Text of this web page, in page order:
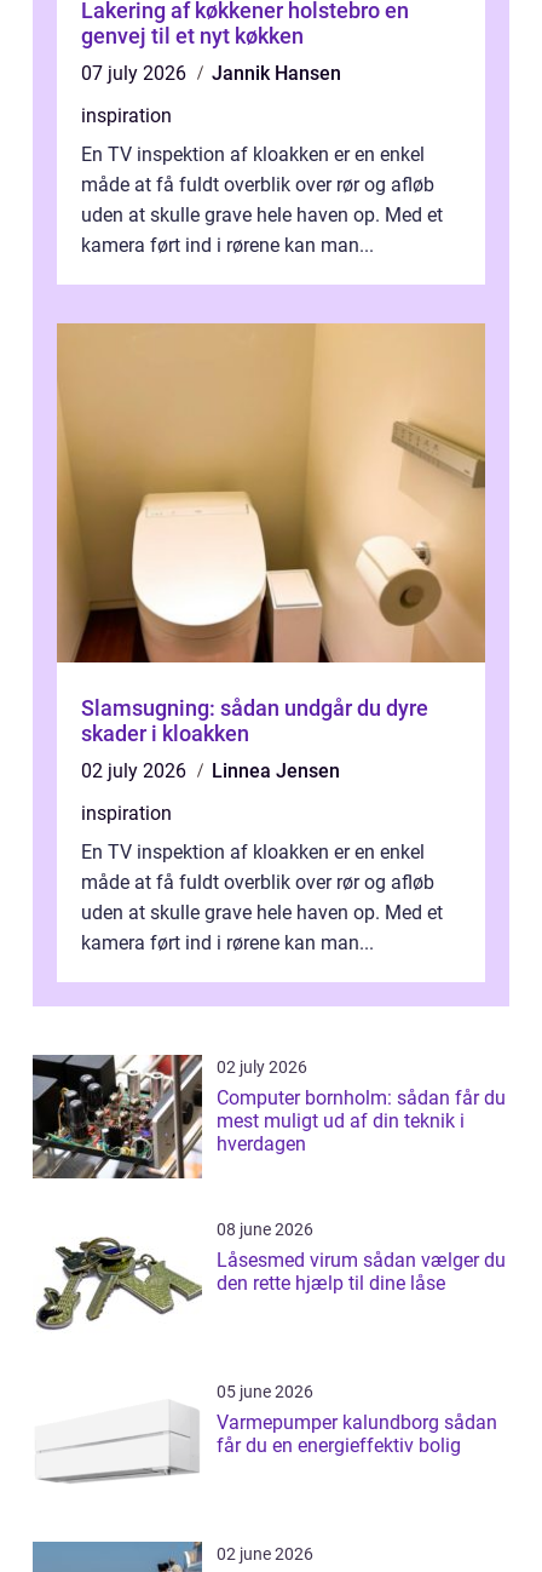
Lakering af køkkener holstebro en
genvej til et nyt køkken
07 july 2026
Jannik Hansen
inspiration
En TV inspektion af kloakken er en enkel
måde at få fuldt overblik over rør og afløb
uden at skulle grave hele haven op. Med et
kamera ført ind i rørene kan man...
Slamsugning: sådan undgår du dyre
skader i kloakken
02 july 2026
Linnea Jensen
inspiration
En TV inspektion af kloakken er en enkel
måde at få fuldt overblik over rør og afløb
uden at skulle grave hele haven op. Med et
kamera ført ind i rørene kan man...
02 july 2026
Computer bornholm: sådan får du
mest muligt ud af din teknik i
hverdagen
08 june 2026
Låsesmed virum sådan vælger du
den rette hjælp til dine låse
05 june 2026
Varmepumper kalundborg sådan
får du en energieffektiv bolig
02 june 2026